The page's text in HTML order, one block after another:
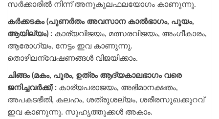
സർക്കാരിൽ നിന്ന് അനുകൂലഫലയോഗം കാണുന്നു.
കർക്കടകം (പുണർതം അവസാന കാൽഭാഗം, പൂയം,
ആയില്യം) : കാര്യവിജയം, മത്സരവിജയം, അംഗീകാരം,
ആരോഗ്യം, നേട്ടം ഇവ കാണുന്നു.
തൊഴിലന്വേഷണങ്ങൾ വിജയിക്കാം.
ചിങ്ങം (മകം, പൂരം, ഉത്രം ആദ്യകാലഭാഗം വരെ
ജനിച്ചവർക്ക്) : കാര്യപരാജയം, അഭിമാനക്ഷതം,
അപകടഭീതി, കലഹം, ശത്രുശല്യം, ശരീരസുഖക്കുറവ്
ഇവ കാണുന്നു. സുഹൃത്തുക്കൾ അകാം.